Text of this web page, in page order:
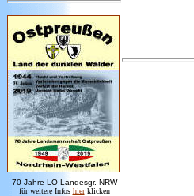
70 Jahre LO Landesgr. NRW
für weitere Infos hier klicken